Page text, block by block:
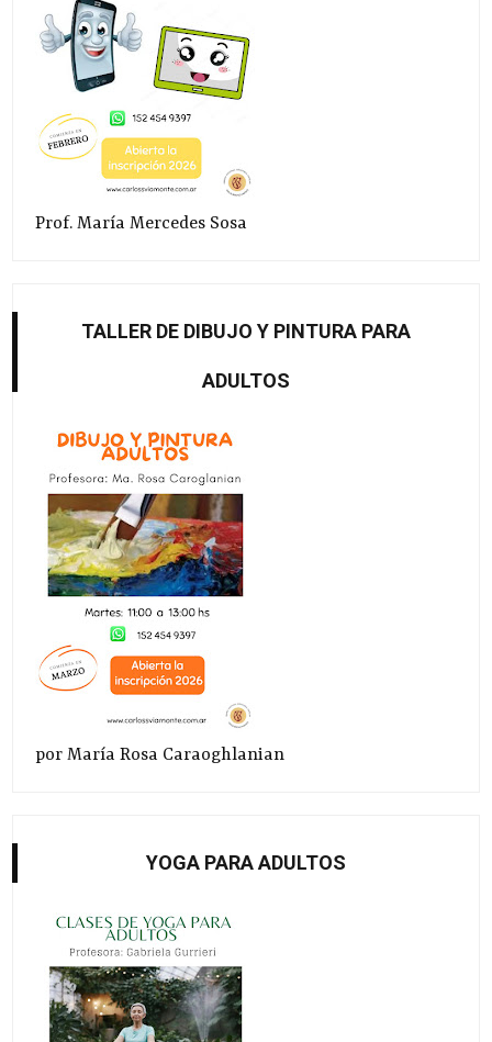
Prof. María Mercedes Sosa
TALLER DE DIBUJO Y PINTURA PARA
ADULTOS
por María Rosa Caraoghlanian
YOGA PARA ADULTOS